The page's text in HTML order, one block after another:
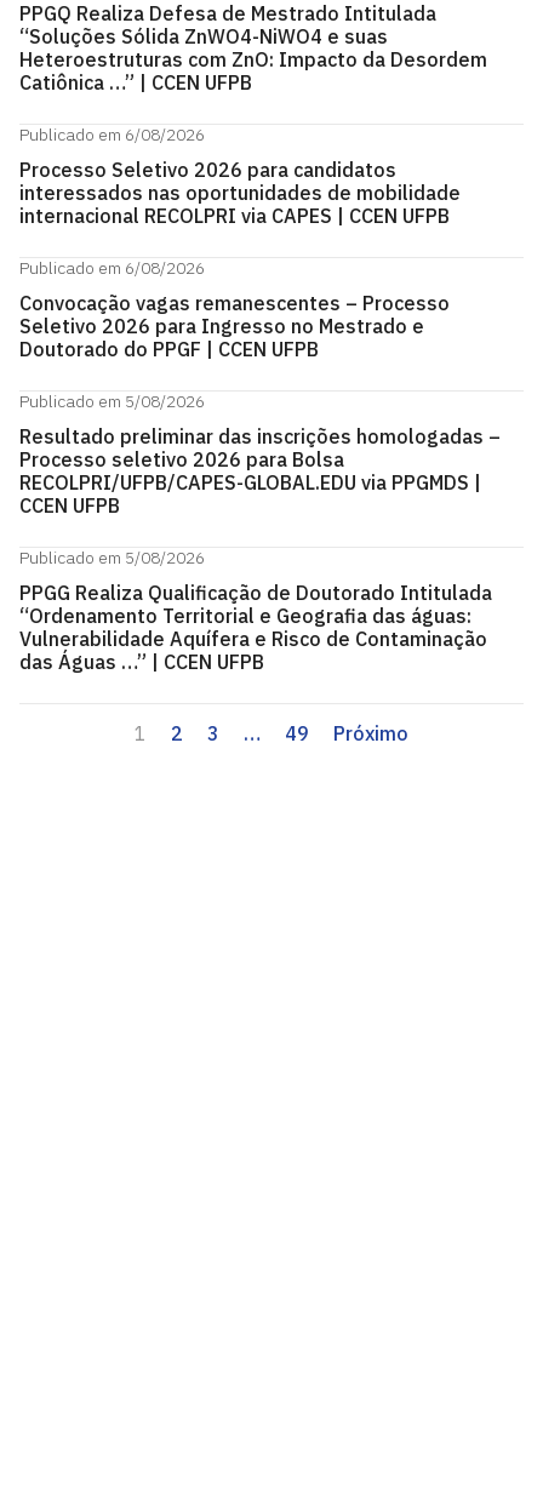
PPGQ Realiza Defesa de Mestrado Intitulada
“Soluções Sólida ZnWO4-NiWO4 e suas
Heteroestruturas com ZnO: Impacto da Desordem
Catiônica …” | CCEN UFPB
Publicado em 6/08/2026
Processo Seletivo 2026 para candidatos
interessados nas oportunidades de mobilidade
internacional RECOLPRI via CAPES | CCEN UFPB
Publicado em 6/08/2026
Convocação vagas remanescentes – Processo
Seletivo 2026 para Ingresso no Mestrado e
Doutorado do PPGF | CCEN UFPB
Publicado em 5/08/2026
Resultado preliminar das inscrições homologadas –
Processo seletivo 2026 para Bolsa
RECOLPRI/UFPB/CAPES-GLOBAL.EDU via PPGMDS |
CCEN UFPB
Publicado em 5/08/2026
PPGG Realiza Qualificação de Doutorado Intitulada
“Ordenamento Territorial e Geografia das águas:
Vulnerabilidade Aquífera e Risco de Contaminação
das Águas …” | CCEN UFPB
1 2 3 … 49 Próximo